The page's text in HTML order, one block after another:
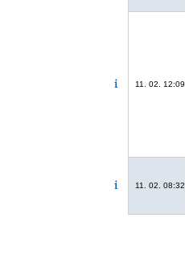
11. 02. 12:09
11. 02. 08:32